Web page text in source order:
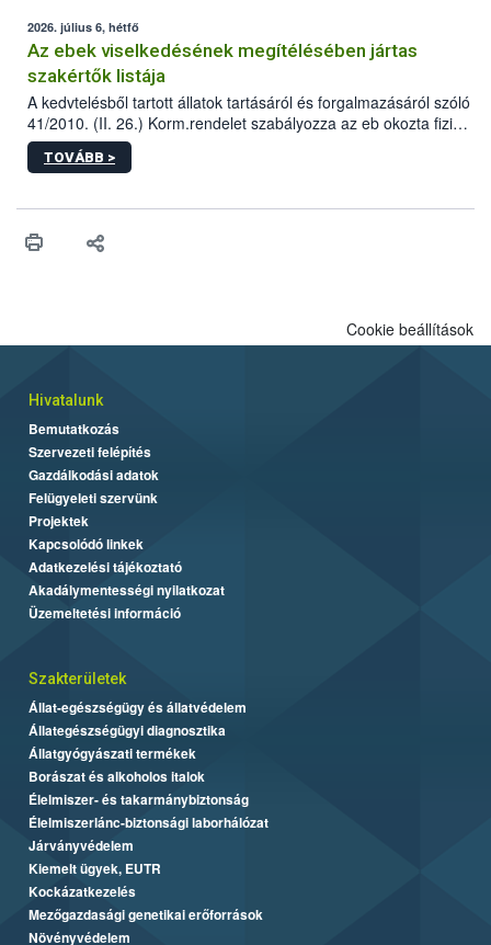
2026. július 6, hétfő
Az ebek viselkedésének megítélésében jártas
szakértők listája
A kedvtelésből tartott állatok tartásáról és forgalmazásáról szóló
41/2010. (II. 26.) Korm.rendelet szabályozza az eb okozta fizikai
sérülés, illetve ennek veszélye keletkezésekor felmerülő
hatósági feladatokat, valamint a veszélyes eb tartását és annak
vonni az ebek viselkedésének megítélésében jártas szakértőt.
TOVÁBB >
Cookie beállítások
Hivatalunk
Bemutatkozás
Szervezeti felépítés
Gazdálkodási adatok
Felügyeleti szervünk
Projektek
Kapcsolódó linkek
Adatkezelési tájékoztató
Akadálymentességi nyilatkozat
Üzemeltetési információ
Szakterületek
Állat-egészségügy és állatvédelem
Állategészségügyi diagnosztika
Állatgyógyászati termékek
Borászat és alkoholos italok
Élelmiszer- és takarmánybiztonság
Élelmiszerlánc-biztonsági laborhálózat
Járványvédelem
Kiemelt ügyek, EUTR
Kockázatkezelés
Mezőgazdasági genetikai erőforrások
Növényvédelem